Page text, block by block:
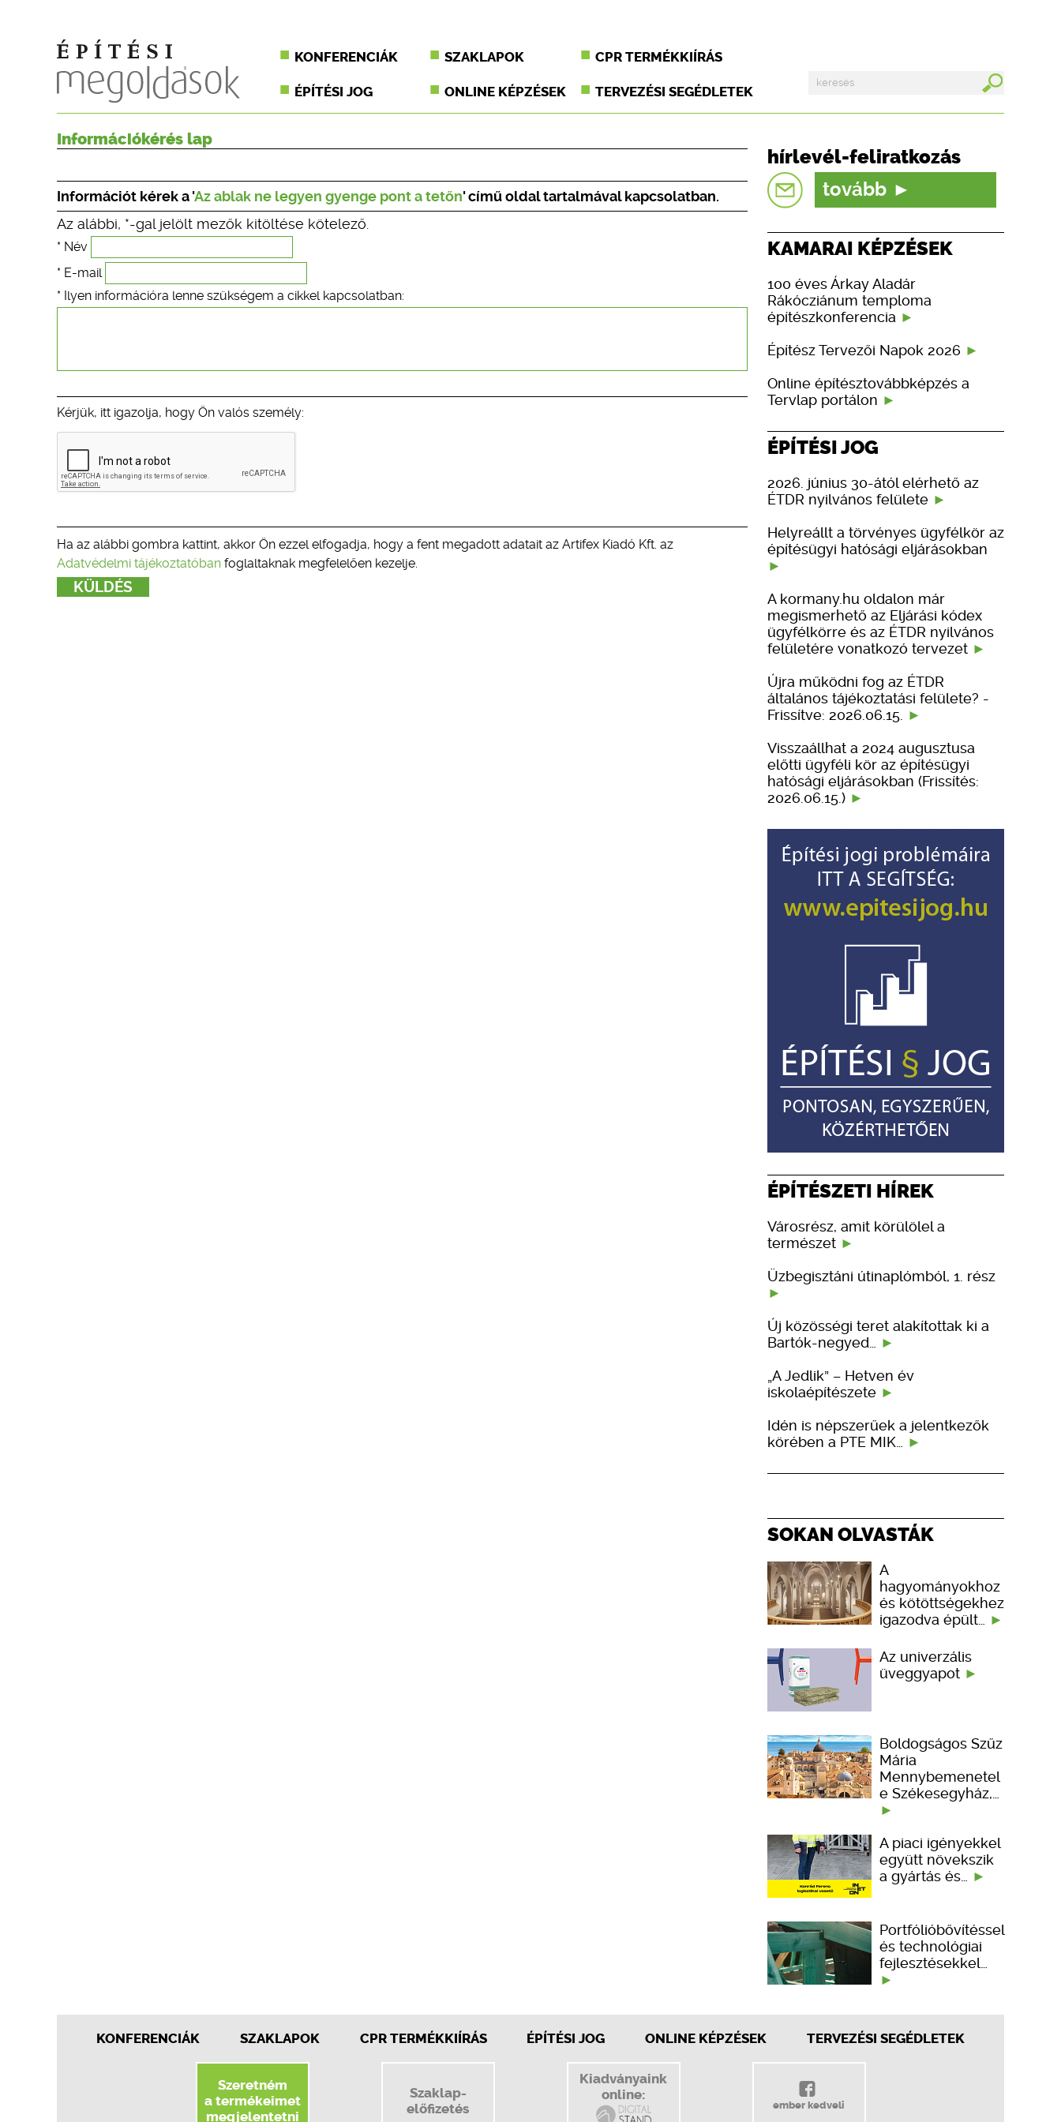
KONFERENCIÁK SZAKLAPOK CPR TERMÉKKIÍRÁS
ÉPÍTÉSI JOG ONLINE KÉPZÉSEK TERVEZÉSI SEGÉDLETEK
Információkérés lap
Információt kérek a 'Az ablak ne legyen gyenge pont a tetőn' című oldal tartalmával kapcsolatban.
Az alábbi, *-gal jelölt mezők kitöltése kötelező.
* Név
* E-mail
* Ilyen információra lenne szükségem a cikkel kapcsolatban:
Kérjük, itt igazolja, hogy Ön valós személy:
Ha az alábbi gombra kattint, akkor Ön ezzel elfogadja, hogy a fent megadott adatait az Artifex Kiadó Kft. az
Adatvédelmi tájékoztatóban foglaltaknak megfelelően kezelje.
hírlevél-feliratkozás
tovább
KAMARAI KÉPZÉSEK
100 éves Árkay Aladár
Rákócziánum temploma
építészkonferencia
Építész Tervezői Napok 2026
Online építésztovábbképzés a
Tervlap portálon
ÉPÍTÉSI JOG
2026. június 30-ától elérhető az
ÉTDR nyilvános felülete
Helyreállt a törvényes ügyfélkör az
építésügyi hatósági eljárásokban
A kormany.hu oldalon már
megismerhető az Eljárási kódex
ügyfélkörre és az ÉTDR nyilvános
felületére vonatkozó tervezet
Újra működni fog az ÉTDR
általános tájékoztatási felülete? -
Frissítve: 2026.06.15.
Visszaállhat a 2024 augusztusa
előtti ügyféli kör az építésügyi
hatósági eljárásokban (Frissítés:
2026.06.15.)
ÉPÍTÉSZETI HÍREK
Városrész, amit körülölel a
természet
Üzbegisztáni útinaplómból, 1. rész
Új közösségi teret alakítottak ki a
Bartók-negyed…
„A Jedlik” – Hetven év
iskolaépítészete
Idén is népszerűek a jelentkezők
körében a PTE MIK…
SOKAN OLVASTÁK
A
hagyományokhoz
és kötöttségekhez
igazodva épült…
Az univerzális
üveggyapot
Boldogságos Szűz
Mária
Mennybemenetel
e Székesegyház,…
A piaci igényekkel
együtt növekszik
a gyártás és…
Portfólióbővítéssel
és technológiai
fejlesztésekkel…
KONFERENCIÁK SZAKLAPOK CPR TERMÉKKIÍRÁS ÉPÍTÉSI JOG ONLINE KÉPZÉSEK TERVEZÉSI SEGÉDLETEK
Szeretném
a termékeimet
megjelentetni
Szaklap-
előfizetés
Kiadványaink
online:
ember kedveli